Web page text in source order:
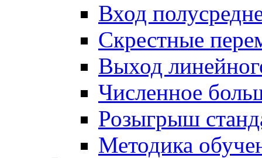
Вход
Скрестные
Выход
Численное
Розыгрыш
Методика